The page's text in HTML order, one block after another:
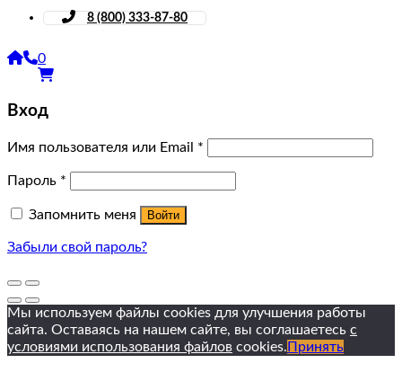
8 (800) 333-87-80
0
Вход
Имя пользователя или Email *
Пароль *
Запомнить меня Войти
Забыли свой пароль?
Мы используем файлы cookies для улучшения работы
сайта. Оставаясь на нашем сайте, вы соглашаетесь с
условиями использования файлов cookies. Принять